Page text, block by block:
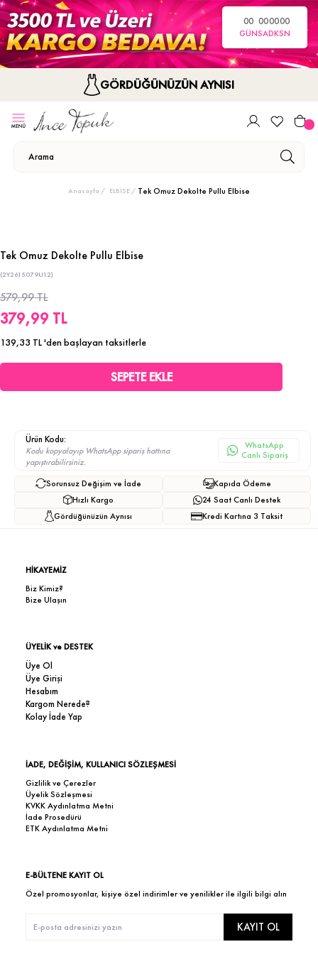
00
GÜN
00
SA
00
DK
00
SN
GÖRDÜĞÜNÜZÜN AYNISI
Anasayfa ELBİSE Tek Omuz Dekolte Pullu Elbise
Tek Omuz Dekolte Pullu Elbise
(2Y2615079U12)
579,99 TL
379,99 TL
139,33 TL'den başlayan taksitlerle
Ürün Kodu:
Kodu kopyalayıp WhatsApp sipariş hattına
yapıştırabilirsiniz.
WhatsApp
Canlı Sipariş
Sorunsuz Değişim ve İade
Hızlı Kargo
Gördüğünüzün Aynısı
Kapıda Ödeme
24 Saat Canlı Destek
Kredi Kartına 3 Taksit
HİKAYEMİZ
Biz Kimiz?
Bize Ulaşın
ÜYELİK ve DESTEK
Üye Ol
Üye Girişi
Hesabım
Kargom Nerede?
Kolay İade Yap
İADE, DEĞİŞİM, KULLANICI SÖZLEŞMESİ
Gizlilik ve Çerezler
Üyelik Sözleşmesi
KVKK Aydınlatma Metni
İade Prosedürü
ETK Aydınlatma Metni
E-BÜLTENE KAYIT OL
Özel promosyonlar, kişiye özel indirimler ve yenilikler ile ilgili bilgi alın
KAYIT OL